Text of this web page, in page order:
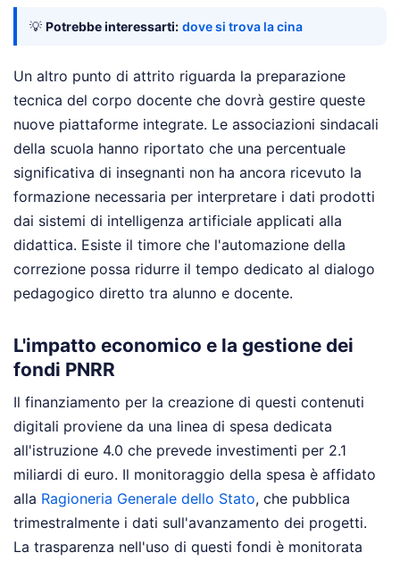
💡 Potrebbe interessarti: dove si trova la cina
Un altro punto di attrito riguarda la preparazione
tecnica del corpo docente che dovrà gestire queste
nuove piattaforme integrate. Le associazioni sindacali
della scuola hanno riportato che una percentuale
significativa di insegnanti non ha ancora ricevuto la
formazione necessaria per interpretare i dati prodotti
dai sistemi di intelligenza artificiale applicati alla
didattica. Esiste il timore che l'automazione della
correzione possa ridurre il tempo dedicato al dialogo
pedagogico diretto tra alunno e docente.
L'impatto economico e la gestione dei
fondi PNRR
Il finanziamento per la creazione di questi contenuti
digitali proviene da una linea di spesa dedicata
all'istruzione 4.0 che prevede investimenti per 2.1
miliardi di euro. Il monitoraggio della spesa è affidato
alla Ragioneria Generale dello Stato, che pubblica
trimestralmente i dati sull'avanzamento dei progetti.
La trasparenza nell'uso di questi fondi è monitorata